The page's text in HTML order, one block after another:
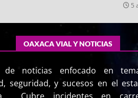
5
OAXACA VIAL Y NOTICIAS
de noticias enfocado en
seguridad, y sucesos en el